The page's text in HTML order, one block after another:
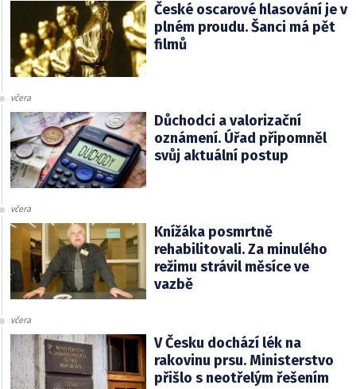
České oscarové hlasování je v
plném proudu. Šanci má pět
filmů
včera
Důchodci a valorizační
oznámení. Úřad připomněl
svůj aktuální postup
včera
Knížáka posmrtně
rehabilitovali. Za minulého
režimu strávil měsíce ve
vazbě
včera
V Česku dochází lék na
rakovinu prsu. Ministerstvo
přišlo s neotřelým řešením